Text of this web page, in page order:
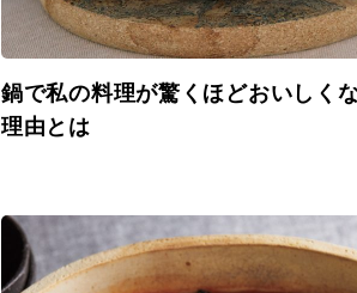
鍋で私の料理が驚くほどおいしく
理由とは